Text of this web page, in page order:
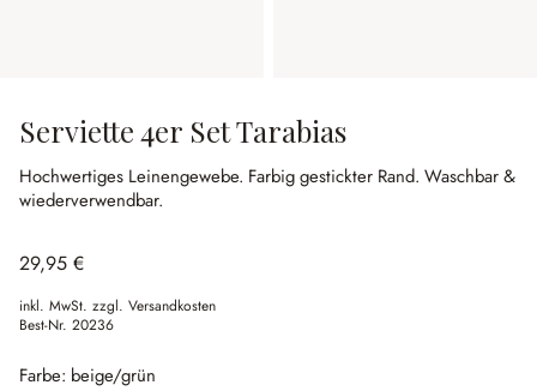
Serviette 4er Set Tarabias
Hochwertiges Leinengewebe. Farbig gestickter Rand. Waschbar &
wiederverwendbar.
29,95 €
inkl. MwSt. zzgl. Versandkosten
Best-Nr. 20236
Farbe: beige/grün